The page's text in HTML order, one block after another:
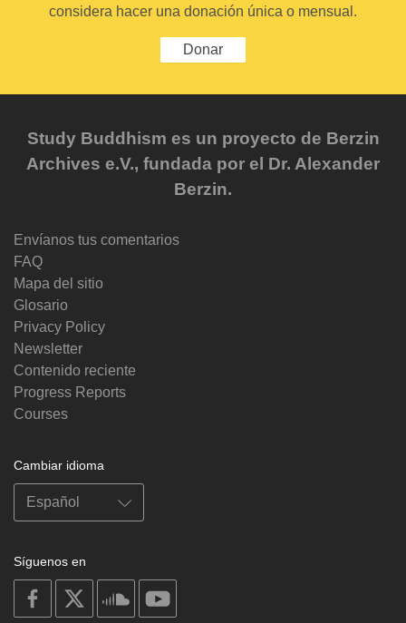
considera hacer una donación única o mensual.
Donar
Study Buddhism es un proyecto de Berzin
Archives e.V., fundada por el Dr. Alexander
Berzin.
Envíanos tus comentarios
FAQ
Mapa del sitio
Glosario
Privacy Policy
Newsletter
Contenido reciente
Progress Reports
Courses
Cambiar idioma
Síguenos en
on
facebook
soundcloud